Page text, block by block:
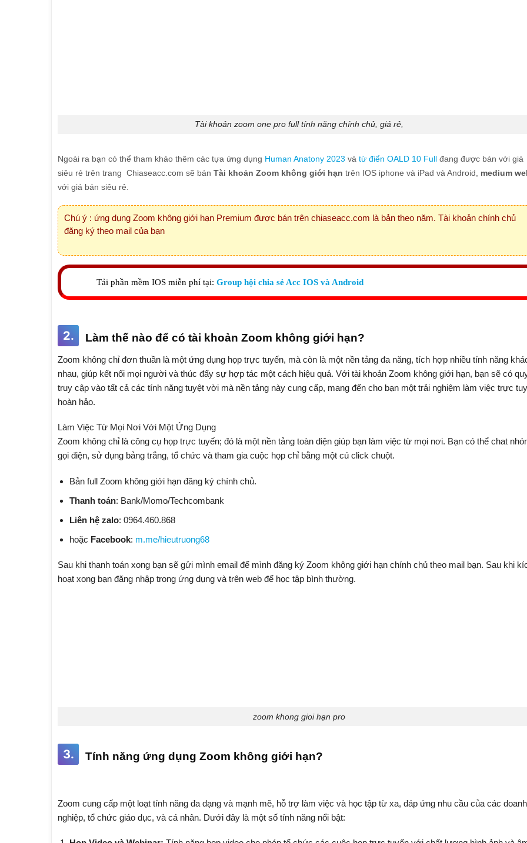
Tài khoản zoom one pro full tính năng chính chủ, giá rẻ,
Ngoài ra bạn có thể tham khảo thêm các tựa ứng dụng Human Anatony 2023 và từ điển OALD 10 Full đang được bán với giá
siêu rẻ trên trang Chiaseacc.com sẽ bán Tài khoản Zoom không giới hạn trên IOS iphone và iPad và Android, medium
với giá bán siêu rẻ.
Chú ý : ứng dụng Zoom không giới hạn Premium được bán trên chiaseacc.com là bản theo năm. Tài khoản chính chủ
đăng ký theo mail của bạn
Tải phần mềm IOS miễn phí tại: Group hội chia sẻ Acc IOS và Android
2. Làm thế nào để có tài khoản Zoom không giới hạn?
Zoom không chỉ đơn thuần là một ứng dụng họp trực tuyến, mà còn là một nền tảng đa năng, tích hợp nhiều tính năng
nhau, giúp kết nối mọi người và thúc đẩy sự hợp tác một cách hiệu quả. Với tài khoản Zoom không giới hạn, bạn sẽ có
truy cập vào tất cả các tính năng tuyệt vời mà nền tảng này cung cấp, mang đến cho bạn một trải nghiệm làm việc trực
hoàn hảo.
Làm Việc Từ Mọi Nơi Với Một Ứng Dụng
Zoom không chỉ là công cụ họp trực tuyến; đó là một nền tảng toàn diện giúp bạn làm việc từ mọi nơi. Bạn có thể chat
gọi điện, sử dụng bảng trắng, tổ chức và tham gia cuộc họp chỉ bằng một cú click chuột.
Bản full Zoom không giới hạn đăng ký chính chủ.
Thanh toán: Bank/Momo/Techcombank
Liên hệ zalo: 0964.460.868
hoặc Facebook: m.me/hieutruong68
Sau khi thanh toán xong bạn sẽ gửi mình email để mình đăng ký Zoom không giới hạn chính chủ theo mail bạn. Sau khi
hoạt xong bạn đăng nhập trong ứng dụng và trên web để học tập bình thường.
zoom khong gioi hạn pro
3. Tính năng ứng dụng Zoom không giới hạn?
Zoom cung cấp một loạt tính năng đa dạng và mạnh mẽ, hỗ trợ làm việc và học tập từ xa, đáp ứng nhu cầu của các doanh
nghiệp, tổ chức giáo dục, và cá nhân. Dưới đây là một số tính năng nổi bật: